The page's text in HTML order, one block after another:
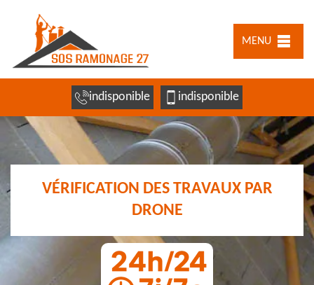
MENU
indisponible indisponible
VÉRIFICATION DES TRAVAUX PAR
DRONE